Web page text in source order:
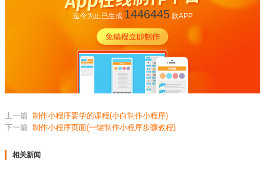
迄今为止已生成 1446445款APP
上一篇 制作小程序要学的课程(小白制作小程序)
下一篇 制作小程序页面(一键制作小程序步骤教程)
相关新闻